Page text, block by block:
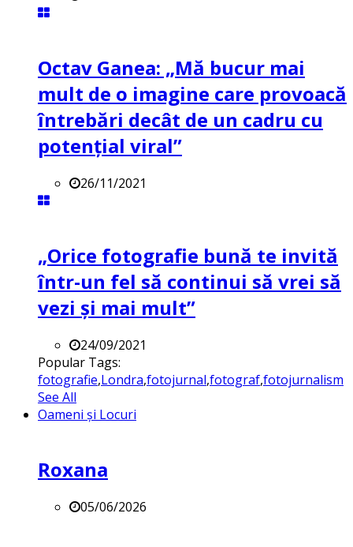
Octav Ganea: „Mă bucur mai
mult de o imagine care provoacă
întrebări decât de un cadru cu
potenţial viral”
26/11/2021
„Orice fotografie bună te invită
într-un fel să continui să vrei să
vezi și mai mult”
24/09/2021
Popular Tags:
fotografie,Londra,fotojurnal,fotograf,fotojurnalism
See All
Oameni și Locuri
Roxana
05/06/2026